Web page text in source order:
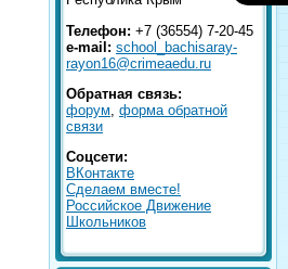
Телефон: +7 (36554) 7-20-45
e-mail: school_bachisaray-
rayon16@crimeaedu.ru
Обратная связь:
форум форма обратной
связи
Соцсети:
ВКонтакте
Сделаем вместе!
Российское Движение
Школьников